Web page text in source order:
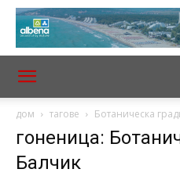
дом тагове Ботаническа
гоненица:
Балчик